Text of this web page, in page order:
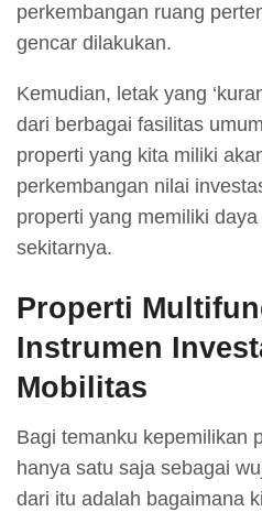
perkembangan ruang
gencar dilakukan.
Kemudian, letak yang
dari berbagai fasilitas
properti yang kita miliki
perkembangan nilai
properti yang memiliki
sekitarnya.
Properti
Instrumen
Mobilitas
Bagi temanku kepemilikan
hanya satu saja sebagai
dari itu adalah bagaimana